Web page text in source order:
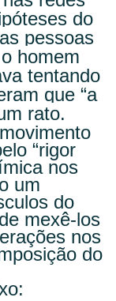
do
pessoas
homem
tentando
que “a
rato.
“rigor
nos
um
do
mexê-los
nos
do